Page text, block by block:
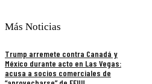
Más Noticias
Trump arremete contra Canadá y
México durante acto en Las Vegas:
acusa a socios comerciales de